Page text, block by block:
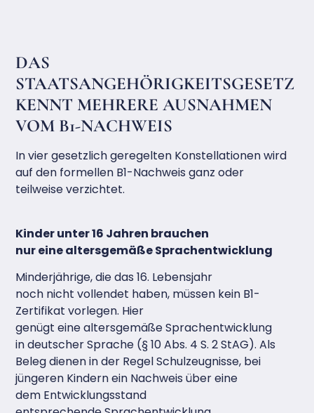
DAS
STAATSANGEHÖRIGKEITSGESETZ
KENNT MEHRERE AUSNAHMEN
VOM B1-NACHWEIS
In vier gesetzlich geregelten Konstellationen wird
auf den formellen B1-Nachweis ganz oder
teilweise verzichtet.
Kinder unter 16 Jahren brauchen
nur eine altersgemäße Sprachentwicklung
Minderjährige, die das 16. Lebensjahr
noch nicht vollendet haben, müssen kein B1-
Zertifikat vorlegen. Hier
genügt eine altersgemäße Sprachentwicklung
in deutscher Sprache (§ 10 Abs. 4 S. 2 StAG). Als
Beleg dienen in der Regel Schulzeugnisse, bei
jüngeren Kindern ein Nachweis über eine
dem Entwicklungsstand